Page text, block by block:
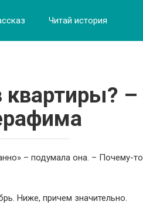
Читай история
квартиры? –
– подумала она. – Почему-то
Ниже, причем значительно.